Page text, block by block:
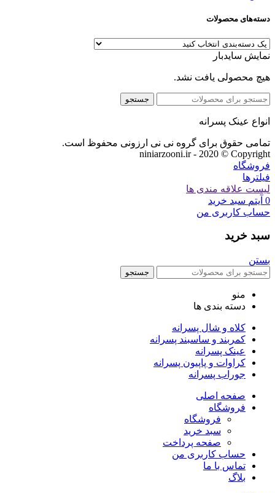
دسته‌های محصولات
نمایش سایدبار
هیچ محصولی یافت نشد.
جستجو
انواع عینک پسرانه
تمامی حقوق برای گروه نی نی ارزونی محفوظ است.
niniarzooni.ir - 2020 © Copyright
فروشگاه
فیلترها
لیست علاقه مندی ها
0 آیتم سبد خرید
حساب کاربری من
سبد خرید
بستن
جستجو
منو
دسته بندی ها
کلاه و شال پسرانه
کمربند و ساسبند پسرانه
عینک پسرانه
کراوات و پاپیون پسرانه
جوراب پسرانه
صفحه اصلی
فروشگاه
فروشگاه
سبد خرید
صفحه پرداخت
حساب کاربری من
تماس با ما
بلاگ